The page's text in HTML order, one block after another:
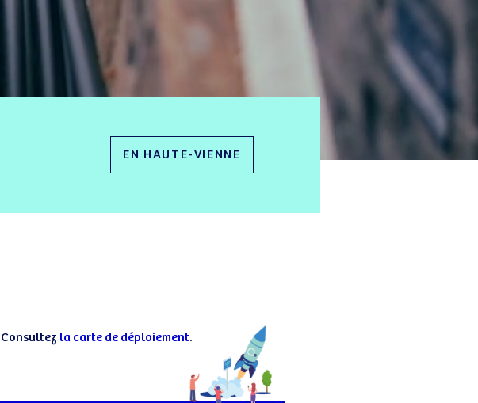
EN HAUTE-VIENNE
la carte de déploiement.